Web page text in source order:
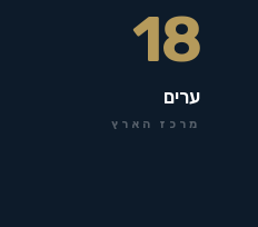
18
ערים
מרכז הארץ